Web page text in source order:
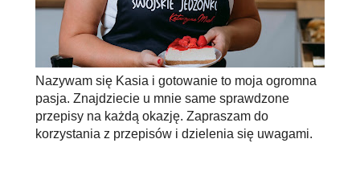
Nazywam się Kasia i gotowanie to moja ogromna
pasja. Znajdziecie u mnie same sprawdzone
przepisy na każdą okazję. Zapraszam do
korzystania z przepisów i dzielenia się uwagami.